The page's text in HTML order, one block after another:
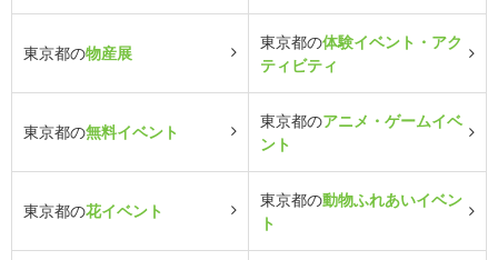
東京都の物産展
東京都の体験イベント・アク
ティビティ
東京都の無料イベント
東京都のアニメ・ゲームイベ
ント
東京都の花イベント
東京都の動物ふれあいイベン
ト